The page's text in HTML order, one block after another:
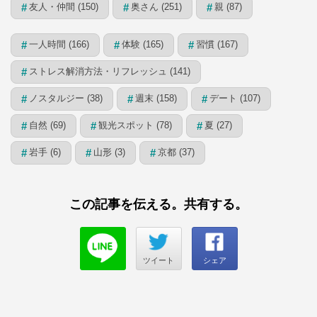
# 友人・仲間 (150) # 奥さん (251) # 親 (87)
# 一人時間 (166) # 体験 (165) # 習慣 (167)
# ストレス解消方法・リフレッシュ (141)
# ノスタルジー (38) # 週末 (158) # デート (107)
# 自然 (69) # 観光スポット (78) # 夏 (27)
# 岩手 (6) # 山形 (3) # 京都 (37)
この記事を伝える。共有する。
ツイート シェア